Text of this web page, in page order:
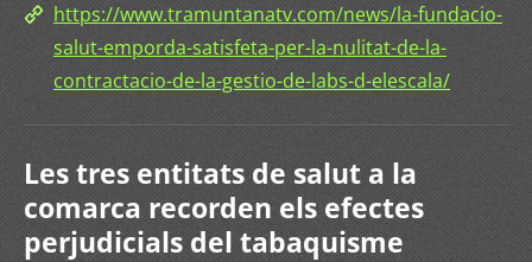
https://www.tramuntanatv.com/news/la-fundacio-
salut-emporda-satisfeta-per-la-nulitat-de-la-
contractacio-de-la-gestio-de-labs-d-elescala/
Les tres entitats de salut a la
comarca recorden els efectes
perjudicials del tabaquisme